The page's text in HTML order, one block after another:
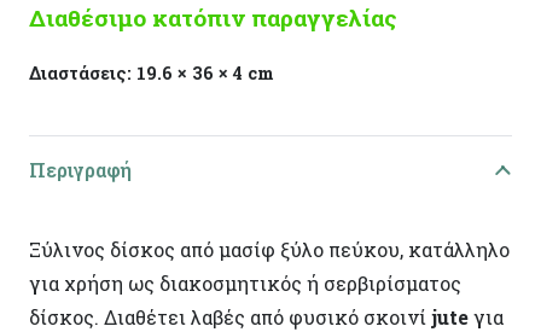
Διαθέσιμο κατόπιν παραγγελίας
Διαστάσεις: 19.6 × 36 × 4 cm
Περιγραφή
Ξύλινος δίσκος από μασίφ ξύλο πεύκου, κατάλληλο
για χρήση ως διακοσμητικός ή σερβιρίσματος
δίσκος. Διαθέτει λαβές από φυσικό σκοινίjuteγια